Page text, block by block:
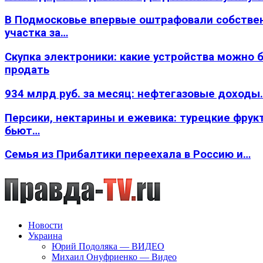
В Подмосковье впервые оштрафовали
участка за…
Скупка электроники: какие устройства можно
продать
934 млрд руб. за месяц: нефтегазовые
Персики, нектарины и ежевика: турецкие
бьют…
Семья из Прибалтики переехала в Россию и…
Новости
Украина
Юрий Подоляка — ВИДЕО
Михаил Онуфриенко — Видео